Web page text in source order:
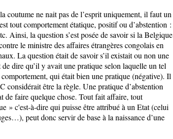
ne nait pas de l’esprit uniquement, il faut un
tout comportement étatique, positif ou d’abstention :
Ainsi, la question s’est posée de savoir si la Belgique
le ministre des affaires étrangères congolais en
La question était de savoir s’il existait ou non une
dire qu’il y avait une pratique selon laquelle un tel
qui était bien une pratique (négative). Il
considérait être la règle. Une pratique d’abstention
de faire quelque chose. Tout fait affaire, tout
» c'est-à-dire qui puisse être attribué à un Etat (celui
peut donc servir de base à la naissance d’une